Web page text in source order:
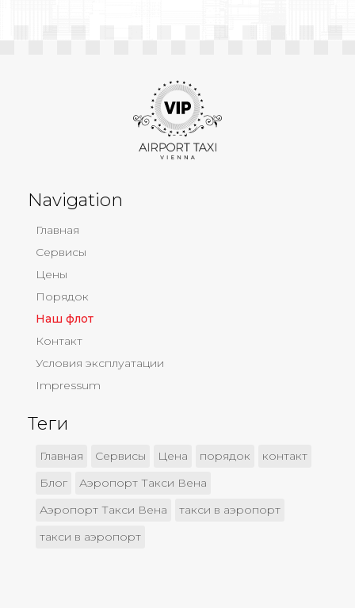
Navigation
Главная
Сервисы
Цены
Порядок
Наш флот
Контакт
Условия эксплуатации
Impressum
Теги
Главная Сервисы Цена порядок
контакт
Блог
Аэропорт Такси Вена
Аэропорт Такси Вена
такси в аэропорт
такси в аэропорт